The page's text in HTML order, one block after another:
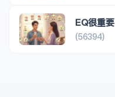
EQ很重要
(56394)